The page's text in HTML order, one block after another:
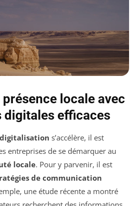
locale avec
digitales efficaces
digitalisation s’accélère, il est
entreprises de se démarquer au
locale. Pour y parvenir, il est
de communication
une étude récente a montré